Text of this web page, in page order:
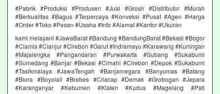
#Pabrik #Produksi #Produsen #Jual #Grosir #Distributor #Murah
#Berkualitas #Bagus #Terpercaya #Konveksi #Pusat #Agen #Harga
#Order #Toko #Pesan #Usaha #Info #Alamat #Kantor #Ukuran
kami melayani #JawaBarat #Bandung #BandungBarat #Bekasi #Bogor
#Ciamis #Cianjur #Cirebon #Garut #Indramayu #Karawang #Kuningan
#Majalengka #Pangandaran #Purwakarta #Subang #Sukabumi
#Sumedang #Banjar #Bekasi #Cimahi #Cirebon #Depok #Sukabumi
#Tasikmalaya #JawaTengah #Banjarnegara #Banyumas #Batang
#Blora #Boyolali #Brebes #Cilacap #Demak #Grobogan #Jepara
#Karanganyar #Kebumen #Klaten #Kudus #Magelang #Pati